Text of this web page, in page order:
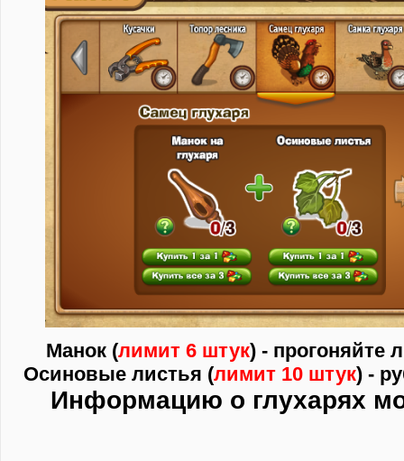
Манок (лимит 6 штук) - прогоняйте
Осиновые листья (лимит 10 штук) -
Информацию о глухарях